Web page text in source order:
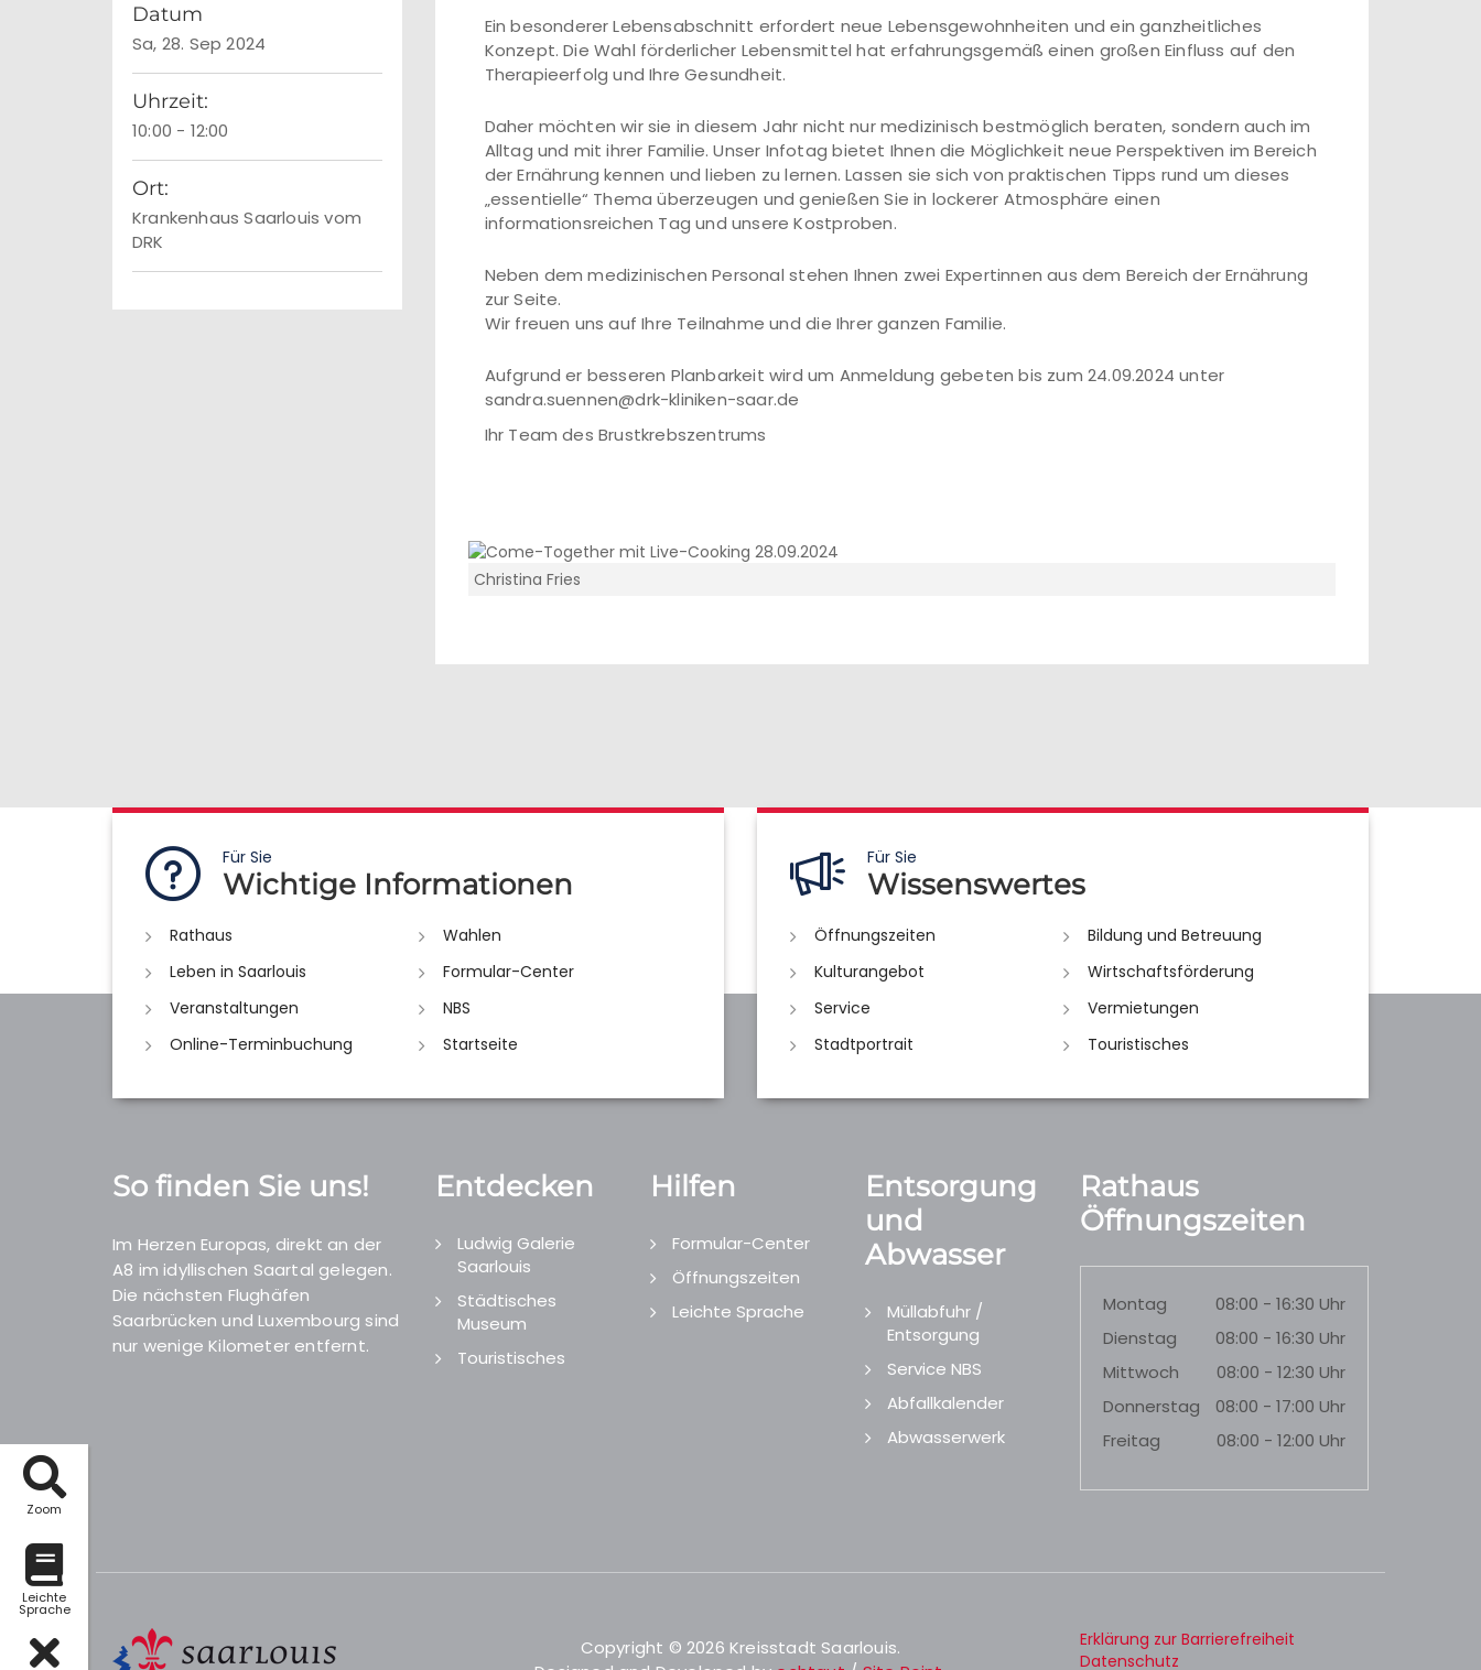
Zoom
Leichte
Sprache
Datum
Sa, 28. Sep 2024
Uhrzeit:
10:00 - 12:00
Ort:
Krankenhaus Saarlouis vom
DRK
Ein besonderer Lebensabschnitt erfordert neue Lebensgewohnheiten und ein ganzheitliches
Konzept. Die Wahl förderlicher Lebensmittel hat erfahrungsgemäß einen großen Einfluss auf den
Therapieerfolg und Ihre Gesundheit.
Daher möchten wir sie in diesem Jahr nicht nur medizinisch bestmöglich beraten, sondern auch im
Alltag und mit ihrer Familie. Unser Infotag bietet Ihnen die Möglichkeit neue Perspektiven im Bereich
der Ernährung kennen und lieben zu lernen. Lassen sie sich von praktischen Tipps rund um dieses
„essentielle“ Thema überzeugen und genießen Sie in lockerer Atmosphäre einen
informationsreichen Tag und unsere Kostproben.
Neben dem medizinischen Personal stehen Ihnen zwei Expertinnen aus dem Bereich der Ernährung
zur Seite.
Wir freuen uns auf Ihre Teilnahme und die Ihrer ganzen Familie.
Aufgrund er besseren Planbarkeit wird um Anmeldung gebeten bis zum 24.09.2024 unter
sandra.suennen@drk-kliniken-saar.de
Ihr Team des Brustkrebszentrums
Christina Fries
Für Sie
Wichtige Informationen
Rathaus
Wahlen
Leben in Saarlouis
Formular-Center
Veranstaltungen
NBS
Online-Terminbuchung
Startseite
Für Sie
Wissenswertes
Öffnungszeiten
Bildung und Betreuung
Kulturangebot
Wirtschaftsförderung
Service
Vermietungen
Stadtportrait
Touristisches
So finden Sie uns!
Im Herzen Europas, direkt an der
A8 im idyllischen Saartal gelegen.
Die nächsten Flughäfen
Saarbrücken und Luxembourg sind
nur wenige Kilometer entfernt.
Entdecken
Ludwig Galerie
Saarlouis
Städtisches
Museum
Touristisches
Hilfen
Formular-Center
Öffnungszeiten
Leichte Sprache
Entsorgung
und
Abwasser
Müllabfuhr /
Entsorgung
Service NBS
Abfallkalender
Abwasserwerk
Rathaus
Öffnungszeiten
Montag
08:00 - 16:30 Uhr
Dienstag
08:00 - 16:30 Uhr
Mittwoch
08:00 - 12:30 Uhr
Donnerstag
08:00 - 17:00 Uhr
Freitag
08:00 - 12:00 Uhr
Copyright © 2026 Kreisstadt Saarlouis.
Erklärung zur Barrierefreiheit
Datenschutz